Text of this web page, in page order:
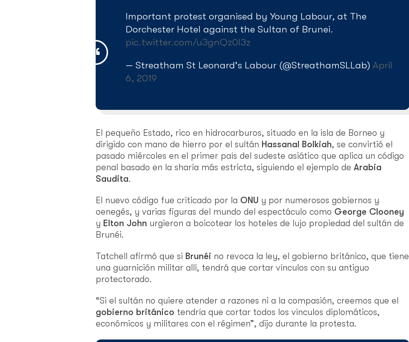
Important protest organised by Young Labour, at The
Dorchester Hotel against the Sultan of Brunei.
pic.twitter.com/u3gnQz0l3z
— Streatham St Leonard's Labour (@StreathamSLLab) April
6, 2019
El pequeño Estado, rico en hidrocarburos, situado en la isla de Borneo y
dirigido con mano de hierro por el sultán Hassanal Bolkiah, se convirtió el
pasado miércoles en el primer país del sudeste asiático que aplica un código
penal basado en la sharía más estricta, siguiendo el ejemplo de Arabia
Saudita.
El nuevo código fue criticado por la ONU y por numerosos gobiernos y
oenegés, y varias figuras del mundo del espectáculo como George Clooney
y Elton John urgieron a boicotear los hoteles de lujo propiedad del sultán de
Brunéi.
Tatchell afirmó que si Brunéi no revoca la ley, el gobierno británico, que tiene
una guarnición militar allí, tendrá que cortar vínculos con su antiguo
protectorado.
“Si el sultán no quiere atender a razones ni a la compasión, creemos que el
gobierno británico tendría que cortar todos los vínculos diplomáticos,
económicos y militares con el régimen”, dijo durante la protesta.